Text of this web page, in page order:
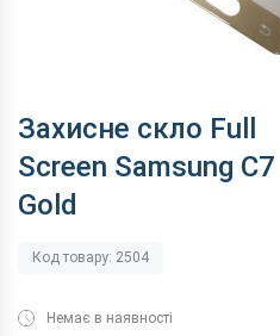
Захисне скло Full
Screen Samsung C7
Gold
Код товару: 2504
Немає в наявності